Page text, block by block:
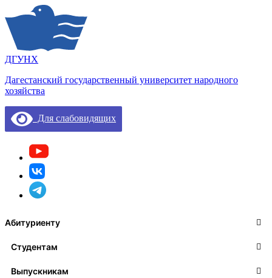
ДГУНХ
Дагестанский государственный университет народного
хозяйства
Для слабовидящих
Абитуриенту
Студентам
Выпускникам